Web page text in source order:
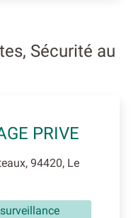
Sécurité au
PRIVE
94420, Le